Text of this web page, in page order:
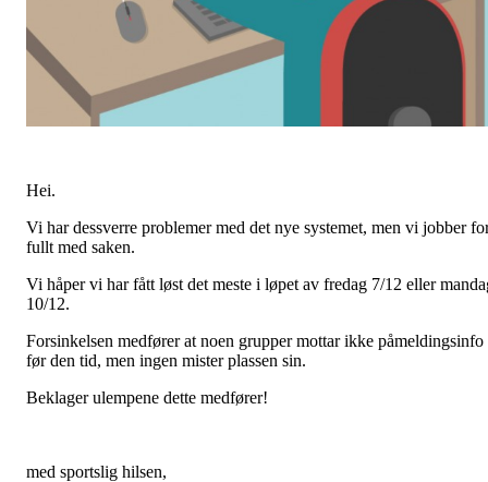
Hei.
Vi har dessverre problemer med det nye systemet, men vi jobber
fullt med saken.
Vi håper vi har fått løst det meste i løpet av fredag 7/12 eller
10/12.
Forsinkelsen medfører at noen grupper mottar ikke påmeldingsinfo
før den tid, men ingen mister plassen sin.
Beklager ulempene dette medfører!
med sportslig hilsen,